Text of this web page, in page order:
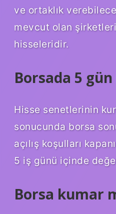
ve ortaklık
mevcut olan
hisseleridir.
Borsada 5
Hisse senetlerinin
sonucunda borsa
açılış koşulları
5 iş günü içinde
Borsa kumar